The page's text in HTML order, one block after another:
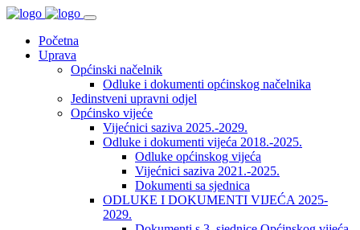
Početna
Uprava
Općinski načelnik
Odluke i dokumenti općinskog načelnika
Jedinstveni upravni odjel
Općinsko vijeće
Vijećnici saziva 2025.-2029.
Odluke i dokumenti vijeća 2018.-2025.
Odluke općinskog vijeća
Vijećnici saziva 2021.-2025.
Dokumenti sa sjednica
ODLUKE I DOKUMENTI VIJEĆA 2025-
2029.